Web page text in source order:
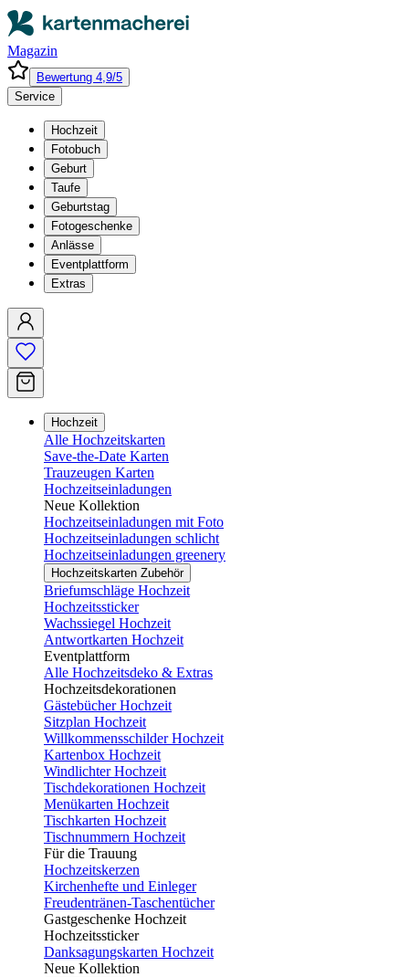
Magazin
Bewertung 4,9/5
Service
Hochzeit
Fotobuch
Geburt
Taufe
Geburtstag
Fotogeschenke
Anlässe
Eventplattform
Extras
Hochzeit
Alle Hochzeitskarten
Save-the-Date Karten
Trauzeugen Karten
Hochzeitseinladungen
Neue Kollektion
Hochzeitseinladungen mit Foto
Hochzeitseinladungen schlicht
Hochzeitseinladungen greenery
Hochzeitskarten Zubehör
Briefumschläge Hochzeit
Hochzeitssticker
Wachssiegel Hochzeit
Antwortkarten Hochzeit
Eventplattform
Alle Hochzeitsdeko & Extras
Hochzeitsdekorationen
Gästebücher Hochzeit
Sitzplan Hochzeit
Willkommensschilder Hochzeit
Kartenbox Hochzeit
Windlichter Hochzeit
Tischdekorationen Hochzeit
Menükarten Hochzeit
Tischkarten Hochzeit
Tischnummern Hochzeit
Für die Trauung
Hochzeitskerzen
Kirchenhefte und Einleger
Freudentränen-Taschentücher
Gastgeschenke Hochzeit
Hochzeitssticker
Danksagungskarten Hochzeit
Neue Kollektion